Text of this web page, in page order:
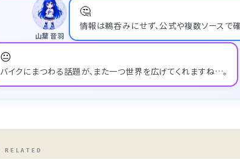
🤔
情報は鵜呑みにせず、公式や複数ソースで
山葉 音羽
😐
バイクにまつわる話題が、また一つ世界を広げてくれますね…。
RELATED